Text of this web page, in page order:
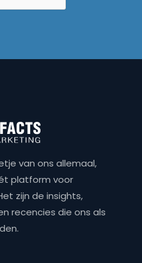
van ons allemaal,
platform voor
zijn de insights,
recencies die ons als